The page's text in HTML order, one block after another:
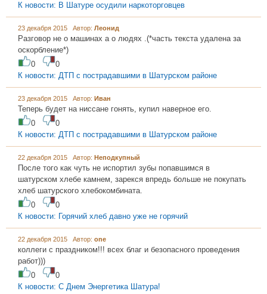
К новости: В Шатуре осудили наркоторговцев
23 декабря 2015 Автор: Леонид
Разговор не о машинах а о людях .(*часть текста удалена за
оскорбление*)
0
0
К новости: ДТП с пострадавшими в Шатурском районе
23 декабря 2015 Автор: Иван
Теперь будет на ниссане гонять, купил наверное его.
0
0
К новости: ДТП с пострадавшими в Шатурском районе
22 декабря 2015 Автор: Неподкупный
После того как чуть не испортил зубы попавшимся в
шатурском хлебе камнем, зарекся впредь больше не покупать
хлеб шатурского хлебокомбината.
0
0
К новости: Горячий хлеб давно уже не горячий
22 декабря 2015 Автор: one
коллеги с праздником!!! всех благ и безопасного проведения
работ)))
0
0
К новости: С Днем Энергетика Шатура!